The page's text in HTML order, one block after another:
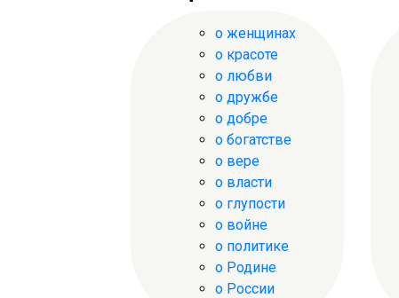
о женщинах
о красоте
о любви
о дружбе
о добре
о богатстве
о вере
о власти
о глупости
о войне
о политике
о Родине
о России